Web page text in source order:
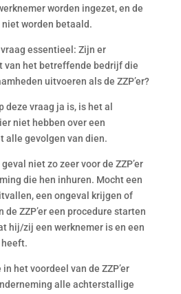
worden ingezet, en de
worden betaald.
essentieel: Zijn er
van het betreffende bedrijf die
uitvoeren als de ZZP’er?
deze vraag ja is, is het al
niet hebben over een
alle gevolgen van dien.
niet zo zeer voor de ZZP’er
die hen inhuren. Mocht een
een ongeval krijgen of
de ZZP’er een procedure starten
hij/zij een werknemer is en een
het voordeel van de ZZP’er
alle achterstallige